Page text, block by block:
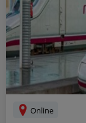
Online